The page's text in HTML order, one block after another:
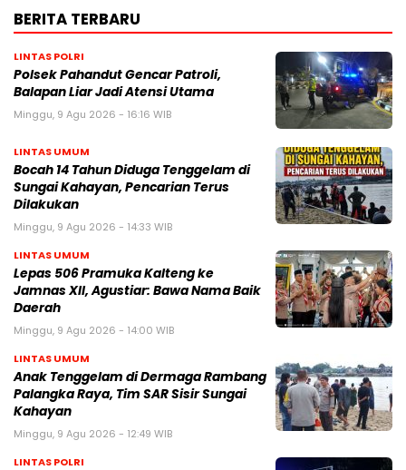
BERITA TERBARU
LINTAS POLRI
Polsek Pahandut Gencar Patroli,
Balapan Liar Jadi Atensi Utama
Minggu, 9 Agu 2026 - 16:16 WIB
LINTAS UMUM
Bocah 14 Tahun Diduga Tenggelam di
Sungai Kahayan, Pencarian Terus
Dilakukan
Minggu, 9 Agu 2026 - 14:33 WIB
LINTAS UMUM
Lepas 506 Pramuka Kalteng ke
Jamnas XII, Agustiar: Bawa Nama Baik
Daerah
Minggu, 9 Agu 2026 - 14:00 WIB
LINTAS UMUM
Anak Tenggelam di Dermaga Rambang
Palangka Raya, Tim SAR Sisir Sungai
Kahayan
Minggu, 9 Agu 2026 - 12:49 WIB
LINTAS POLRI